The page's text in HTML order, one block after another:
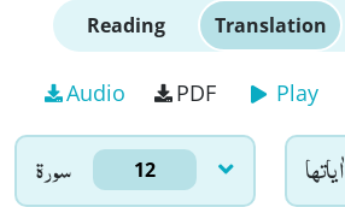
Reading Translation
Audio PDF Play
سورۃ 12 اٰياتها